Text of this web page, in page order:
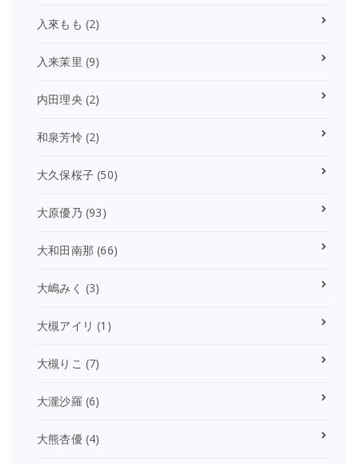
入來もも (2)
入来茉里 (9)
内田理央 (2)
和泉芳怜 (2)
大久保桜子 (50)
大原優乃 (93)
大和田南那 (66)
大嶋みく (3)
大槻アイリ (1)
大槻りこ (7)
大瀧沙羅 (6)
大熊杏優(4)